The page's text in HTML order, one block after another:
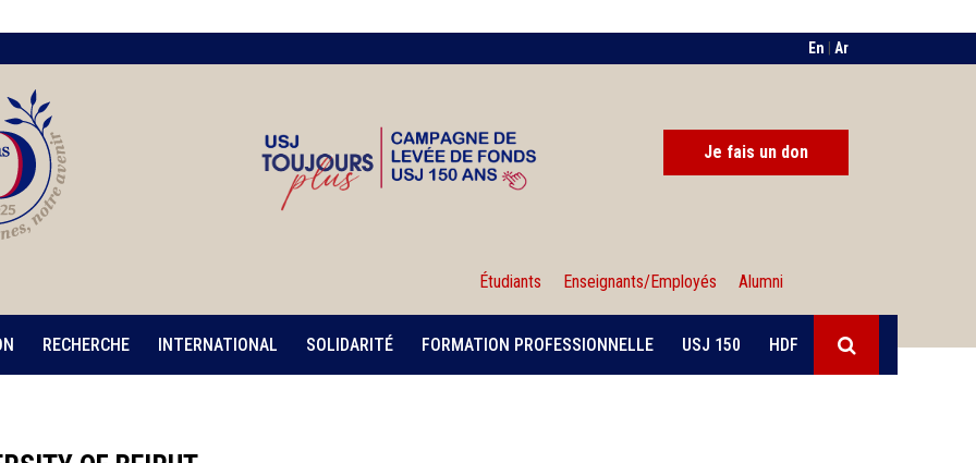
En Ar
Je fais un don
Étudiants Enseignants/Employés Alumni
RECHERCHE INTERNATIONAL SOLIDARITÉ FORMATION PROFESSIONNELLE USJ 150 HDF